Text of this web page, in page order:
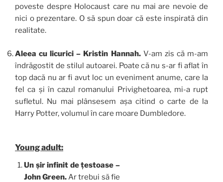
poveste despre Holocaust care nu mai are nevoie de
nici o prezentare. O să spun doar că este inspirată din
realitate.
Aleea cu licurici – Kristin Hannah. V-am zis că m-am
îndrăgostit de stilul autoarei. Poate că nu s-ar fi aflat în
top dacă nu ar fi avut loc un eveniment anume, care la
fel ca și în cazul romanului Privighetoarea, mi-a rupt
sufletul. Nu mai plânsesem așa citind o carte de la
Harry Potter, volumul în care moare Dumbledore.
Young adult:
Un șir infinit de țestoase –
John Green.Ar trebui să fie